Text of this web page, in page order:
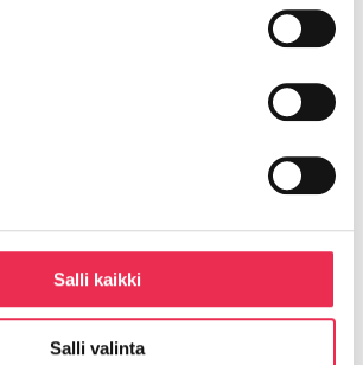
Salli kaikki
Salli valinta
kaiteen asennus
pystypuitteettoman lasituksen